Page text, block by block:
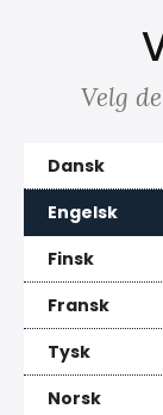
Velg
Dansk
Engelsk
Finsk
Fransk
Tysk
Norsk